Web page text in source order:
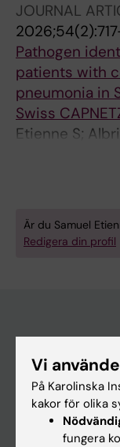
JOURNAL
Pathogen
patients with
pneumonia in
Swiss
Etienne S;
Domenech
Är du Samuel
Redigera din profil
Utbildning
Forskarutbildning
Forskning
Vi
På Karolinska
kakor för olika
fungera